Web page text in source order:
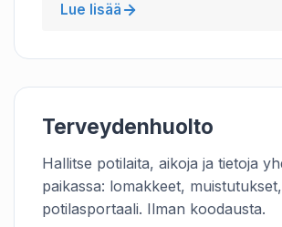
Lue lisää
Terveydenhuolto
Hallitse potilaita, aikoja ja tietoja
paikassa: lomakkeet,
potilasportaali. Ilman koodausta.